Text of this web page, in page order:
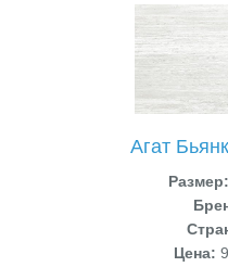
Агат
Размер:
Цена: